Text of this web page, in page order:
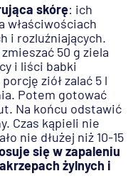
skórę: ich
właściwościach
i rozluźniających.
50 g ziela
i liści babki
ziół zalać 5 l
Potem gotować
Na końcu odstawić
Czas kąpieli nie
nie dłużej niż 10-15
się w zapaleniu
żylnych i